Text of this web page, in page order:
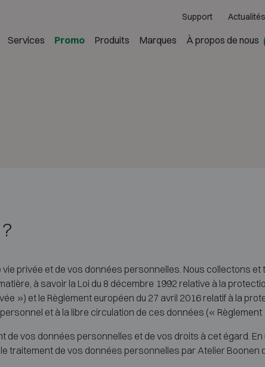
Support Actualités
Services Promo Produits Marques À propos de nous
privée et de vos données personnelles. Nous collectons
à savoir la Loi du 8 décembre 1992 relative à la
») et le Règlement européen du 27 avril 2016 relatif à la
et à la libre circulation de ces données (« Règlement
vos données personnelles et de vos droits à cet égard.
de vos données personnelles par Atelier Boonen